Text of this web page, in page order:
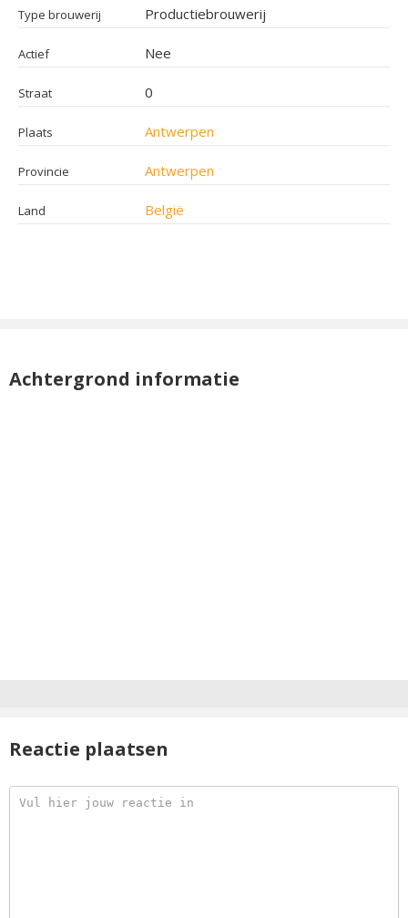
Type brouwerij Productiebrouwerij
Actief Nee
Straat 0
Plaats Antwerpen
Provincie Antwerpen
Land België
Achtergrond informatie
Reactie plaatsen